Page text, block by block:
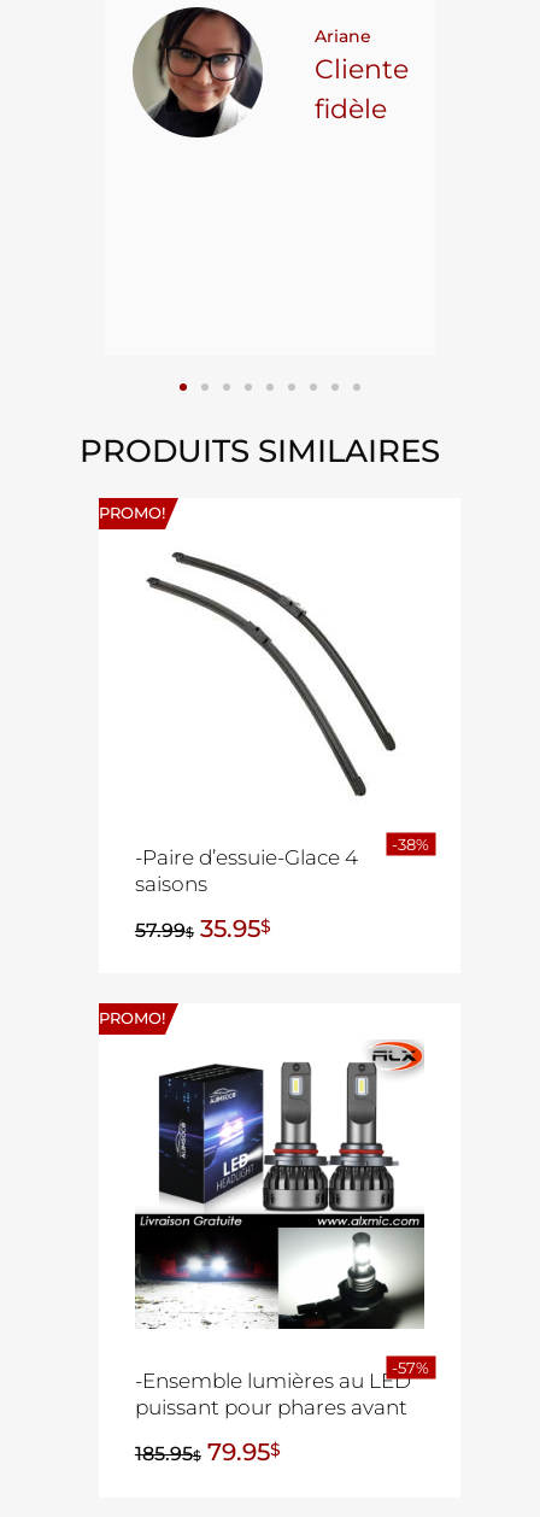
Ariane
Cliente
fidèle
PRODUITS SIMILAIRES
PROMO!
-Paire d’essuie-Glace 4
saisons
57.99$ 35.95$
-38%
PROMO!
-Ensemble lumières au LED
puissant pour phares avant
185.95$ 79.95$
-57%